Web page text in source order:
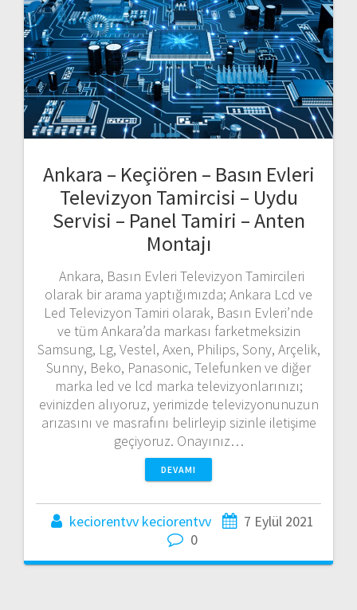
Ankara – Keçiören – Basın Evleri
Televizyon Tamircisi – Uydu
Servisi – Panel Tamiri – Anten
Montajı
Ankara, Basın Evleri Televizyon Tamircileri
olarak bir arama yaptığımızda; Ankara Lcd ve
Led Televizyon Tamiri olarak, Basın Evleri’nde
ve tüm Ankara’da markası farketmeksizin
Samsung, Lg, Vestel, Axen, Philips, Sony, Arçelik,
Sunny, Beko, Panasonic, Telefunken ve diğer
marka led ve lcd marka televizyonlarınızı;
evinizden alıyoruz, yerimizde televizyonunuzun
arızasını ve masrafını belirleyip sizinle iletişime
geçiyoruz. Onayınız…
DEVAMI
keciorentvv keciorentvv
7 Eylül 2021
0